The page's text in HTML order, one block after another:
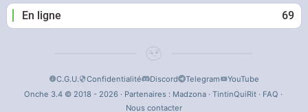
En ligne 69
C.G.U. Confidentialité Discord Telegram
YouTube
Onche 3.4 © 2018 - 2026 · Partenaires : Madzona· TintinQuiRit· FAQ ·
Nous contacter